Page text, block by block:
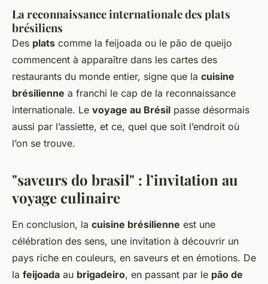
La reconnaissance internationale des plats
brésiliens
Des plats comme la feijoada ou le pão de queijo
commencent à apparaître dans les cartes des
restaurants du monde entier, signe que la cuisine
brésilienne a franchi le cap de la reconnaissance
internationale. Le voyage au Brésil passe désormais
aussi par l’assiette, et ce, quel que soit l’endroit où
l’on se trouve.
"saveurs do brasil" : l’invitation au
voyage culinaire
En conclusion, la cuisine brésilienne est une
célébration des sens, une invitation à découvrir un
pays riche en couleurs, en saveurs et en émotions. De
la feijoada au brigadeiro, en passant par le pão de